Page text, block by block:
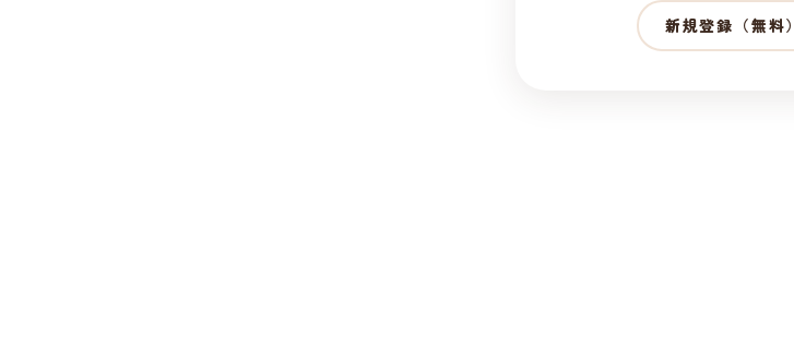
新規登録（無料）